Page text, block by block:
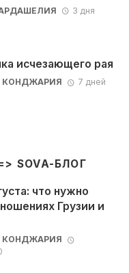
3 дня
исчезающего рая
КОНДЖАРИЯ
7 дней
SOVA-БЛОГ
что нужно
Грузии и
КОНДЖАРИЯ